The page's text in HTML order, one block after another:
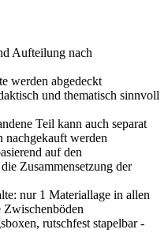
Aufteilung nach
werden abgedeckt
und thematisch sinnvoll
Teil kann auch separat
nachgekauft werden
auf den
Zusammensetzung der
nur 1 Materiallage in allen
Zwischenböden
rutschfest stapelbar -